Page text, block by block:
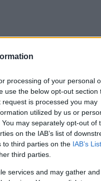
processing of your personal
use the below opt-out section
is processed you may
utilized by us or
may separately opt-out of
on the IAB’s list of
to third parties on the IAB’s
third parties.
services and may gather